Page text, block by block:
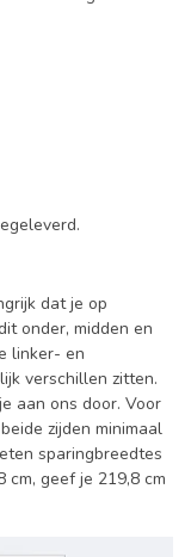
dat je op
onder, midden en
linker- en
verschillen zitten.
aan ons door. Voor
zijden minimaal
sparingbreedtes
cm, geef je 219,8 cm